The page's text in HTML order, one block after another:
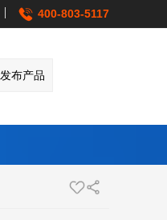
400-803-5117
发布产品